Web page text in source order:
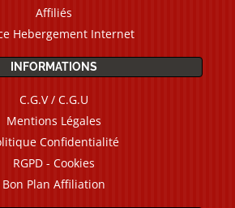
Affiliés
Hebergement Internet
INFORMATIONS
C.G.V / C.G.U
Mentions Légales
Confidentialité
RGPD - Cookies
Bon Plan Affiliation